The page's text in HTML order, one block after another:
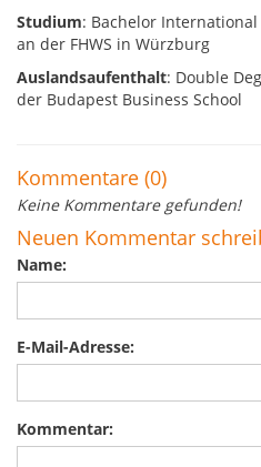
Studium: Bachelor
an der FHWS in Würzburg
Auslandsaufenthalt: Double
der Budapest Business School
Kommentare (0)
Keine Kommentare gefunden!
Neuen Kommentar
Name:
E-Mail-Adresse:
Kommentar: